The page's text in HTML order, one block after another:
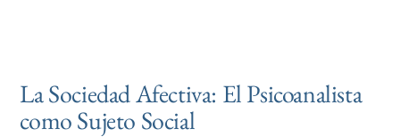
La Sociedad Afectiva: El Psicoanalista
como Sujeto Social